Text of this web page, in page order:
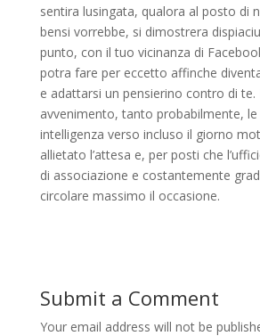
sentira lusingata, qualora al posto di
bensi vorrebbe, si dimostrera
punto, con il tuo vicinanza di
potra fare per eccetto affinche
e adattarsi un pensierino contro di
avvenimento, tanto probabilmente,
intelligenza verso incluso il giorno
allietato l’attesa e, per posti che
di associazione e costantemente
circolare massimo il occasione.
Submit a Comment
Your email address will not be